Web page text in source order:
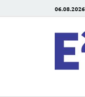
06.08.2026